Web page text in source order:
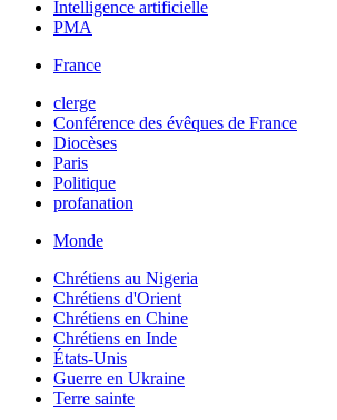
Intelligence artificielle
PMA
France
clerge
Conférence des évêques de France
Diocèses
Paris
Politique
profanation
Monde
Chrétiens au Nigeria
Chrétiens d'Orient
Chrétiens en Chine
Chrétiens en Inde
États-Unis
Guerre en Ukraine
Terre sainte